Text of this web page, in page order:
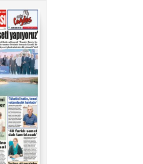
02624132333
haber@golcukpostasi.com